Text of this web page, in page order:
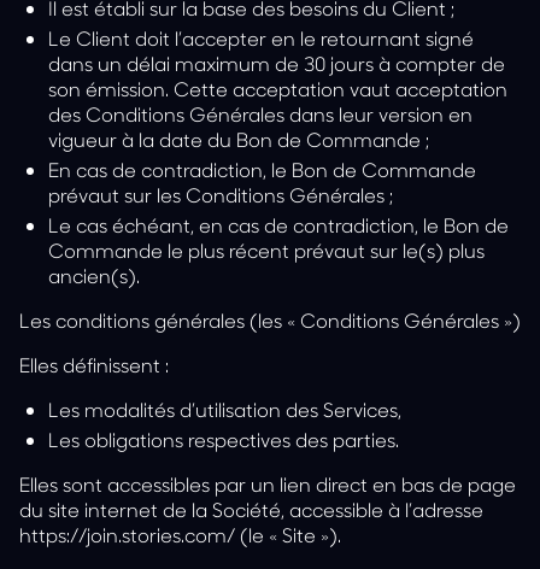
Il est établi sur la base des besoins du Client ;
Le Client doit l’accepter en le retournant signé
dans un délai maximum de 30 jours à compter de
son émission. Cette acceptation vaut acceptation
des Conditions Générales dans leur version en
vigueur à la date du Bon de Commande ;
En cas de contradiction, le Bon de Commande
prévaut sur les Conditions Générales ;
Le cas échéant, en cas de contradiction, le Bon de
Commande le plus récent prévaut sur le(s) plus
ancien(s).
Les conditions générales (les « Conditions Générales »)
Elles définissent :
Les modalités d’utilisation des Services,
Les obligations respectives des parties.
Elles sont accessibles par un lien direct en bas de page
du site internet de la Société, accessible à l’adresse
https://join.stories.com/ (le « Site »).